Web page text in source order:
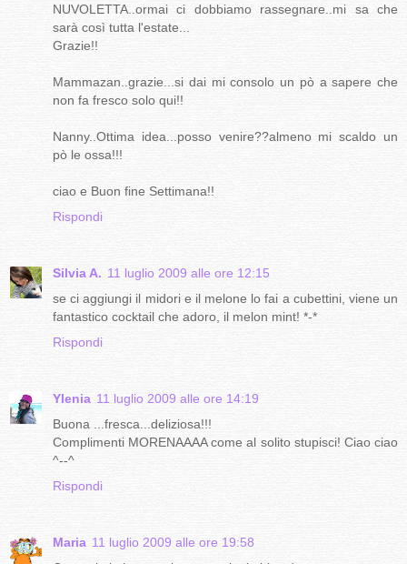
NUVOLETTA..ormai ci dobbiamo rassegnare..mi sa che
sarà così tutta l'estate...
Grazie!!
Mammazan..grazie...si dai mi consolo un pò a sapere che
non fa fresco solo qui!!
Nanny..Ottima idea...posso venire??almeno mi scaldo un
pò le ossa!!!
ciao e Buon fine Settimana!!
Rispondi
Silvia A. 11 luglio 2009 alle ore 12:15
se ci aggiungi il midori e il melone lo fai a cubettini, viene un
fantastico cocktail che adoro, il melon mint! *-*
Rispondi
Ylenia 11 luglio 2009 alle ore 14:19
Buona ...fresca...deliziosa!!!
Complimenti MORENAAAA come al solito stupisci! Ciao ciao
^--^
Rispondi
Maria 11 luglio 2009 alle ore 19:58